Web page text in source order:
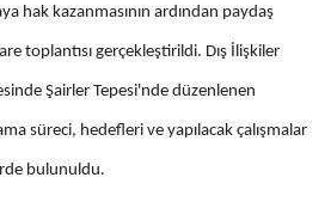
hak kazanmasının ardından paydaş
toplantısı gerçekleştirildi. Dış İlişkiler
Şairler Tepesi'nde düzenlenen
süreci, hedefleri ve yapılacak çalışmalar
bulunuldu.